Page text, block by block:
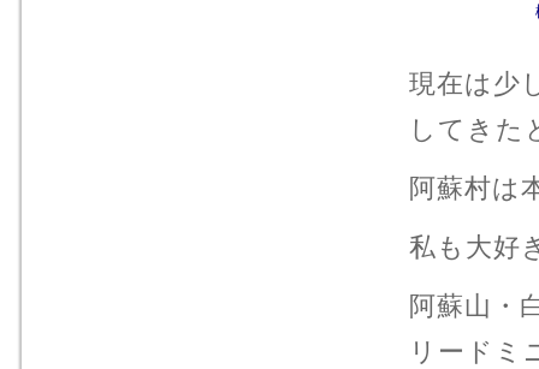
現在は少
してきた
阿蘇村は
私も大好
阿蘇山・
リードミ